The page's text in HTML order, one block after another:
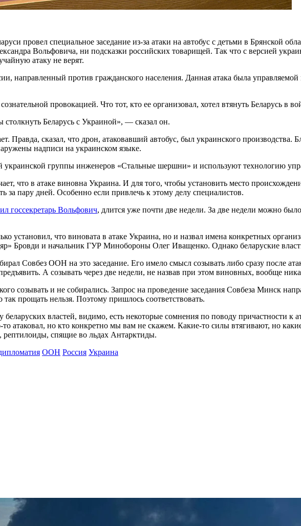
провел специальное заседание из-за атаки на автобус с детьми в Брянской
Вольфовича, ни подсказки российских товарищей. Так что с версией
атаку не верят.
направленный против гражданского населения. Данная атака была
провокацией. Что тот, кто ее организовал, хотел втянуть Беларусь в
столкнуть Беларусь с Украиной», — сказал он.
Правда, сказал, что дрон, атаковавший автобус, был украинского
надписи на украинском языке.
украинской группы инженеров «Стальные шершни» и используют технологию
что в атаке виновна Украина. И для того, чтобы установить место
за пару дней. Особенно если привлечь к этому делу специалистов.
госсекретарь Вольфович, длится уже почти две недели. За две недели можно
установил, что виновата в атаке Украина, но и назвал имена конкретных
Бровди и начальник ГУР Минобороны Олег Иващенко. Однако беларуские
Совбез ООН на это заседание. Его имело смысл созывать либо сразу после
А созывать через две недели, не назвав при этом виновных, вообще
созывать и не собирались. Запрос на проведение заседания Совбеза Минск
так прощать нельзя. Поэтому пришлось соответствовать.
властей, видимо, есть некоторые сомнения по поводу причастности к
атаковал, но кто конкретно мы вам не скажем. Какие-то силы втягивают, но
рептилоиды, спящие во льдах Антарктиды.
ООН Россия Украина